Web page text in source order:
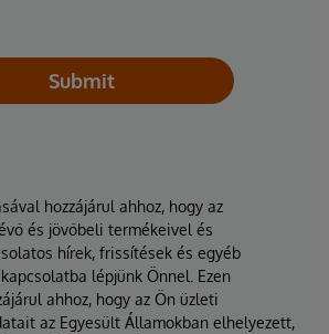
Submit
hozzájárul ahhoz, hogy az
és jövőbeli termékeivel és
hírek, frissítések és egyéb
lépjünk Önnel. Ezen
ahhoz, hogy az Ön üzleti
az Egyesült Államokban elhelyezett,